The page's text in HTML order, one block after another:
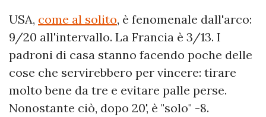
USA, come al solito, è fenomenale dall'arco:
9/20 all'intervallo. La Francia è 3/13. I
padroni di casa stanno facendo poche delle
cose che servirebbero per vincere: tirare
molto bene da tre e evitare palle perse.
Nonostante ciò, dopo 20', è "solo" -8.